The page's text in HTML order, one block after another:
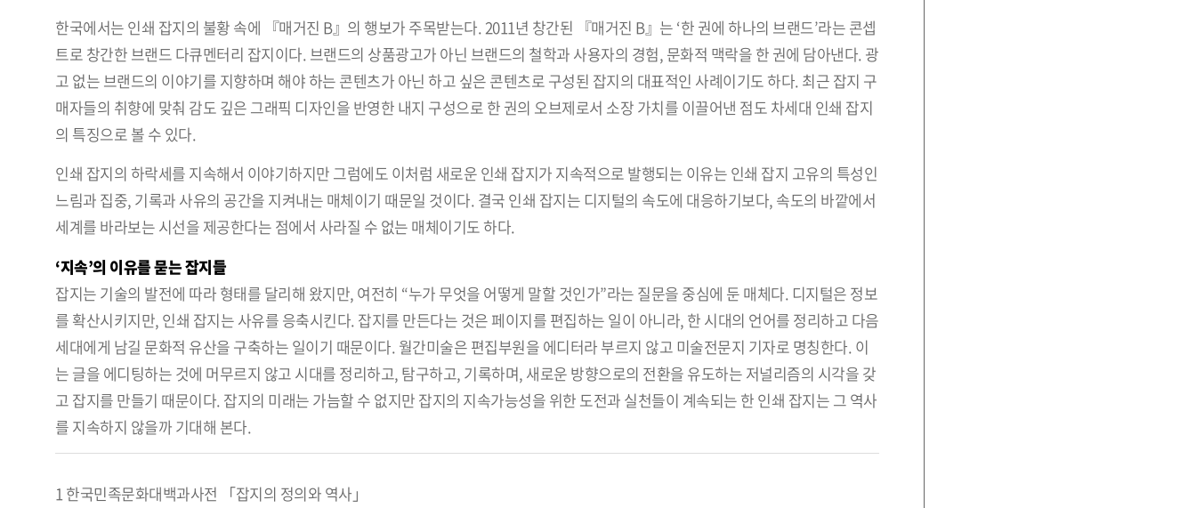
한국에서는 인쇄 잡지의 불황 속에 『매거진 B』의 행보가 주목받는다. 2011년 창간된 『매거진 B』는 ‘한 권에 하나의 브랜드’라는 콘셉
트로 창간한 브랜드 다큐멘터리 잡지이다. 브랜드의 상품광고가 아닌 브랜드의 철학과 사용자의 경험, 문화적 맥락을 한 권에 담아낸다. 광
고 없는 브랜드의 이야기를 지향하며 해야 하는 콘텐츠가 아닌 하고 싶은 콘텐츠로 구성된 잡지의 대표적인 사례이기도 하다. 최근 잡지 구
매자들의 취향에 맞춰 감도 깊은 그래픽 디자인을 반영한 내지 구성으로 한 권의 오브제로서 소장 가치를 이끌어낸 점도 차세대 인쇄 잡지
의 특징으로 볼 수 있다.
인쇄 잡지의 하락세를 지속해서 이야기하지만 그럼에도 이처럼 새로운 인쇄 잡지가 지속적으로 발행되는 이유는 인쇄 잡지 고유의 특성인
느림과 집중, 기록과 사유의 공간을 지켜내는 매체이기 때문일 것이다. 결국 인쇄 잡지는 디지털의 속도에 대응하기보다, 속도의 바깥에서
세계를 바라보는 시선을 제공한다는 점에서 사라질 수 없는 매체이기도 하다.
‘지속’의 이유를 묻는 잡지들
잡지는 기술의 발전에 따라 형태를 달리해 왔지만, 여전히 “누가 무엇을 어떻게 말할 것인가”라는 질문을 중심에 둔 매체다. 디지털은 정보
를 확산시키지만, 인쇄 잡지는 사유를 응축시킨다. 잡지를 만든다는 것은 페이지를 편집하는 일이 아니라, 한 시대의 언어를 정리하고 다음
세대에게 남길 문화적 유산을 구축하는 일이기 때문이다. 월간미술은 편집부원을 에디터라 부르지 않고 미술전문지 기자로 명칭한다. 이
는 글을 에디팅하는 것에 머무르지 않고 시대를 정리하고, 탐구하고, 기록하며, 새로운 방향으로의 전환을 유도하는 저널리즘의 시각을 갖
고 잡지를 만들기 때문이다. 잡지의 미래는 가늠할 수 없지만 잡지의 지속가능성을 위한 도전과 실천들이 계속되는 한 인쇄 잡지는 그 역사
를 지속하지 않을까 기대해 본다.
1 한국민족문화대백과사전 「잡지의 정의와 역사」